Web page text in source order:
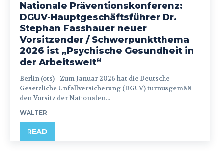
Nationale Präventionskonferenz:
DGUV-Hauptgeschäftsführer Dr.
Stephan Fasshauer neuer
Vorsitzender / Schwerpunktthema
2026 ist „Psychische Gesundheit in
der Arbeitswelt“
Berlin (ots) - Zum Januar 2026 hat die Deutsche
Gesetzliche Unfallversicherung (DGUV) turnusgemäß
den Vorsitz der Nationalen...
WALTER
READ